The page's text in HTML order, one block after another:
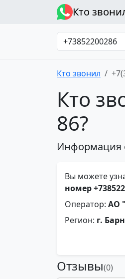
Кто
Кто звонил
Кто
86?
Информация
Вы можете
номер
Оператор: АО
Регион: г.
Отзывы(0)